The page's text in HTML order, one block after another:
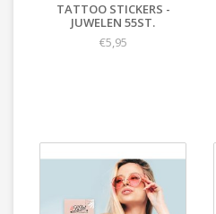
TATTOO STICKERS -
JUWELEN 55ST.
€5,95